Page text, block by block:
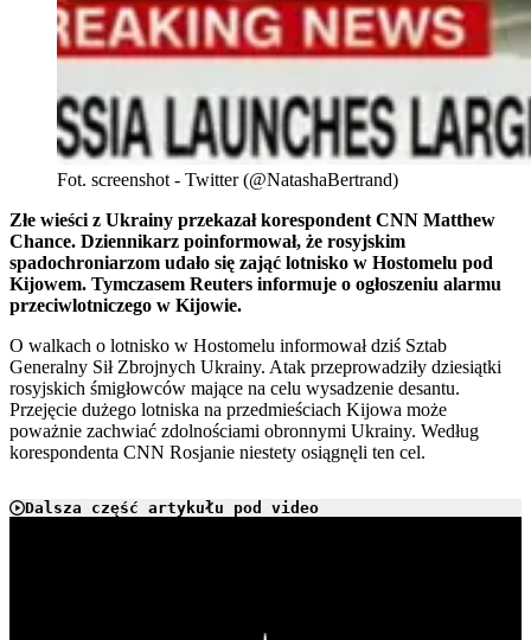
Fot. screenshot - Twitter (@NatashaBertrand)
Złe wieści z Ukrainy przekazał korespondent CNN Matthew
Chance. Dziennikarz poinformował, że rosyjskim
spadochroniarzom udało się zająć lotnisko w Hostomelu pod
Kijowem. Tymczasem Reuters informuje o ogłoszeniu alarmu
przeciwlotniczego w Kijowie.
O walkach o lotnisko w Hostomelu informował dziś Sztab
Generalny Sił Zbrojnych Ukrainy. Atak przeprowadziły dziesiątki
rosyjskich śmigłowców mające na celu wysadzenie desantu.
Przejęcie dużego lotniska na przedmieściach Kijowa może
poważnie zachwiać zdolnościami obronnymi Ukrainy. Według
korespondenta CNN Rosjanie niestety osiągnęli ten cel.
Dalsza część artykułu pod video